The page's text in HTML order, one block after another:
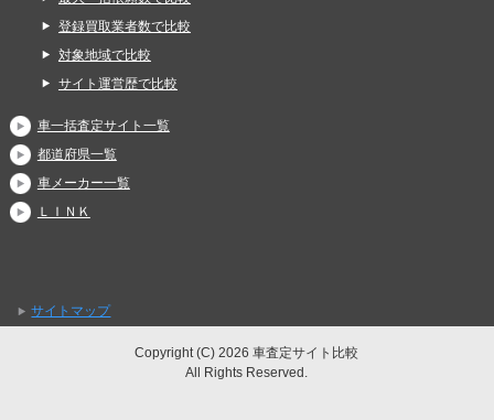
登録買取業者数で比較
対象地域で比較
サイト運営歴で比較
車一括査定サイト一覧
都道府県一覧
車メーカー一覧
ＬＩＮＫ
サイトマップ
Copyright (C) 2026 車査定サイト比較
All Rights Reserved.